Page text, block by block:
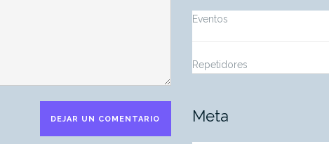
Eventos
Repetidores
Meta